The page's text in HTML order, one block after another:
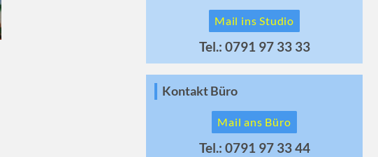
Mail ins Studio
Tel.: 0791 97 33 33
Kontakt Büro
Mail ans Büro
Tel.: 0791 97 33 44